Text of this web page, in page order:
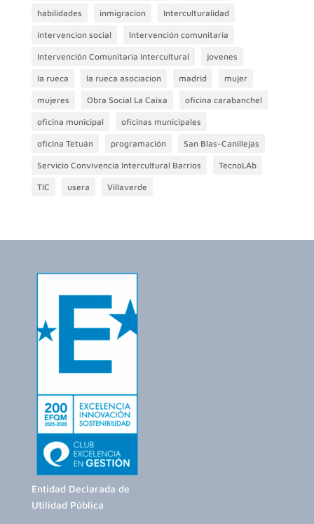
habilidades inmigracion Interculturalidad
intervencion social Intervención comunitaria
Intervención Comunitaria Intercultural jovenes
la rueca la rueca asociacion madrid mujer
mujeres Obra Social La Caixa oficina carabanchel
oficina municipal oficinas municipales
oficina Tetuán programación San Blas-Canillejas
Servicio Convivencia Intercultural Barrios TecnoLAb
TIC usera Villaverde
Entidad Declarada de
Utilidad Pública